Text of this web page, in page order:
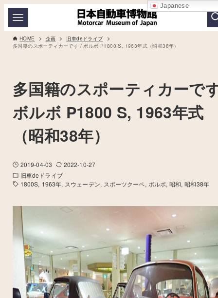
HOME 企画
旧車deドライブ
多国籍のスポーティカーです / ボルボ P1800 S, 1963年式（昭和38年）
多国籍のスポーティカーで
ボルボ P1800 S, 1963年式
（昭和38年）
2019-04-03
2022-10-27
旧車deドライブ
1800S 1963年 スウェーデン スポーツクーペ ボルボ 昭和 昭和38年
Japanese